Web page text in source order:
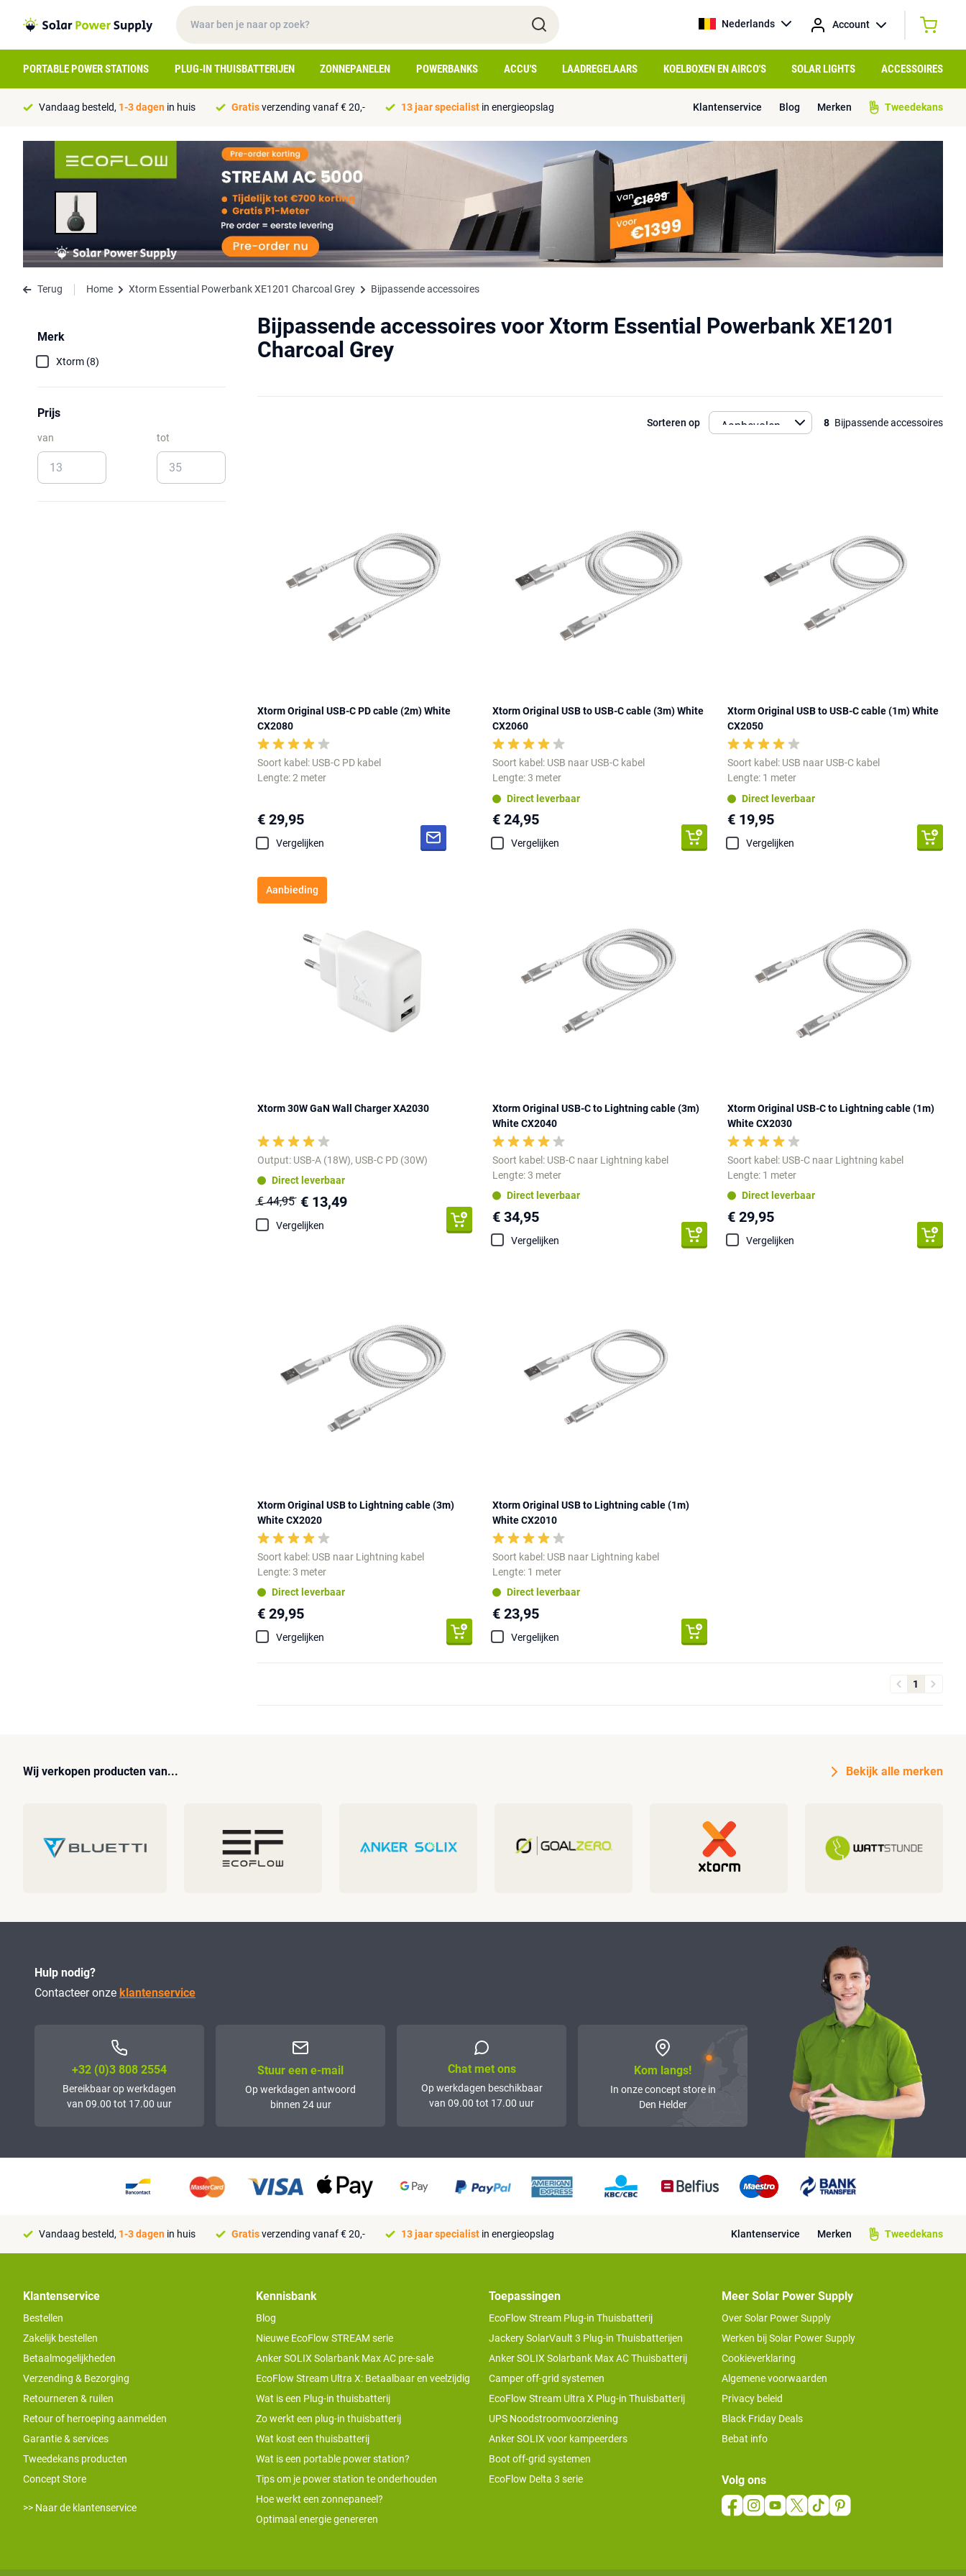
Nederlands Account
PORTABLE POWER STATIONS PLUG-IN THUISBATTERIJEN ZONNEPANELEN POWERBANKS ACCU'S LAADREGELAARS KOELBOXEN EN AIRCO'S SOLAR LIGHTS ACCESSOIRES
Vandaag besteld, 1-3 dagen in huis Gratisverzending vanaf € 20,- 13 jaar specialist in energieopslag Klantenservice Blog Merken Tweedekans
Terug Home Xtorm Essential Powerbank XE1201 Charcoal Grey Bijpassende accessoires
Merk
Xtorm (8)
Prijs
van tot
Bijpassende accessoires voor Xtorm Essential Powerbank XE1201
Charcoal Grey
Sorteren op 8 Bijpassende accessoires
Xtorm Original USB-C PD cable (2m) White
CX2080
Soort kabel: USB-C PD kabel
Lengte: 2 meter
€ 29,95
Vergelijken
Xtorm Original USB to USB-C cable (3m) White
CX2060
Soort kabel: USB naar USB-C kabel
Lengte: 3 meter
Direct leverbaar
€ 24,95
Vergelijken
Xtorm Original USB to USB-C cable (1m) White
CX2050
Soort kabel: USB naar USB-C kabel
Lengte: 1 meter
Direct leverbaar
€ 19,95
Vergelijken
Aanbieding
Xtorm 30W GaN Wall Charger XA2030
Output: USB-A (18W), USB-C PD (30W)
Direct leverbaar
€ 44,95 € 13,49
Vergelijken
Xtorm Original USB-C to Lightning cable (3m)
White CX2040
Soort kabel: USB-C naar Lightning kabel
Lengte: 3 meter
Direct leverbaar
€ 34,95
Vergelijken
Xtorm Original USB-C to Lightning cable (1m)
White CX2030
Soort kabel: USB-C naar Lightning kabel
Lengte: 1 meter
Direct leverbaar
€ 29,95
Vergelijken
Xtorm Original USB to Lightning cable (3m)
White CX2020
Soort kabel: USB naar Lightning kabel
Lengte: 3 meter
Direct leverbaar
€ 29,95
Vergelijken
Xtorm Original USB to Lightning cable (1m)
White CX2010
Soort kabel: USB naar Lightning kabel
Lengte: 1 meter
Direct leverbaar
€ 23,95
Vergelijken
1
Wij verkopen producten van... Bekijk alle merken
Hulp nodig?
Contacteer onze klantenservice
+32 (0)3 808 2554
Bereikbaar op werkdagen
van 09.00 tot 17.00 uur
Stuur een e-mail
Op werkdagen antwoord
binnen 24 uur
Chat met ons
Op werkdagen beschikbaar
van 09.00 tot 17.00 uur
Kom langs!
In onze concept store in
Den Helder
Vandaag besteld, 1-3 dagen in huis Gratisverzending vanaf € 20,- 13 jaar specialist in energieopslag Klantenservice Merken Tweedekans
Klantenservice
Bestellen
Zakelijk bestellen
Betaalmogelijkheden
Verzending & Bezorging
Retourneren & ruilen
Retour of herroeping aanmelden
Garantie & services
Tweedekans producten
Concept Store
>> Naar de klantenservice
Kennisbank
Blog
Nieuwe EcoFlow STREAM serie
Anker SOLIX Solarbank Max AC pre-sale
EcoFlow Stream Ultra X: Betaalbaar en veelzijdig
Wat is een Plug-in thuisbatterij
Zo werkt een plug-in thuisbatterij
Wat kost een thuisbatterij
Wat is een portable power station?
Tips om je power station te onderhouden
Hoe werkt een zonnepaneel?
Optimaal energie genereren
Toepassingen
EcoFlow Stream Plug-in Thuisbatterij
Jackery SolarVault 3 Plug-in Thuisbatterijen
Anker SOLIX Solarbank Max AC Thuisbatterij
Camper off-grid systemen
EcoFlow Stream Ultra X Plug-in Thuisbatterij
UPS Noodstroomvoorziening
Anker SOLIX voor kampeerders
Boot off-grid systemen
EcoFlow Delta 3 serie
Meer Solar Power Supply
Over Solar Power Supply
Werken bij Solar Power Supply
Cookieverklaring
Algemene voorwaarden
Privacy beleid
Black Friday Deals
Bebat info
Volg ons